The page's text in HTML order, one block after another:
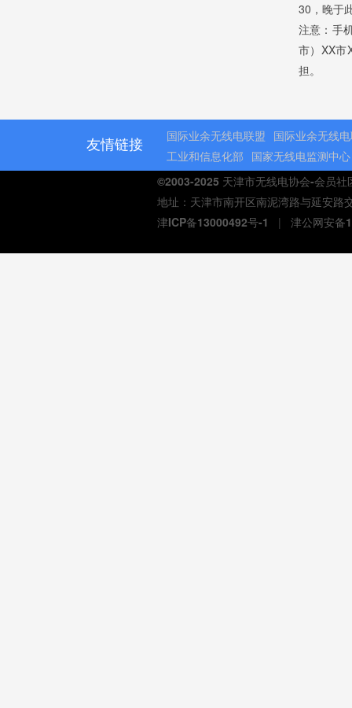
30，晚于
注意：手
市）XX市
担。
友情链接 国际业余无线电联盟 国际业余无线
工业和信息化部 国家无线电监测中心
©2003-2025 天津市无线电协会-会员社
地址：天津市南开区南泥湾路与延安
津ICP备13000492号-1 | 津公网安备